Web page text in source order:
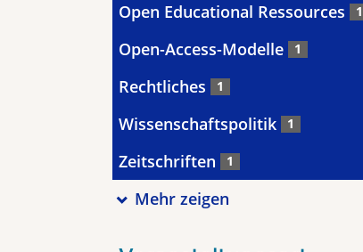
Open Educational Ressources 1
Open-Access-Modelle 1
Rechtliches 1
Wissenschaftspolitik 1
Zeitschriften 1
Mehr zeigen